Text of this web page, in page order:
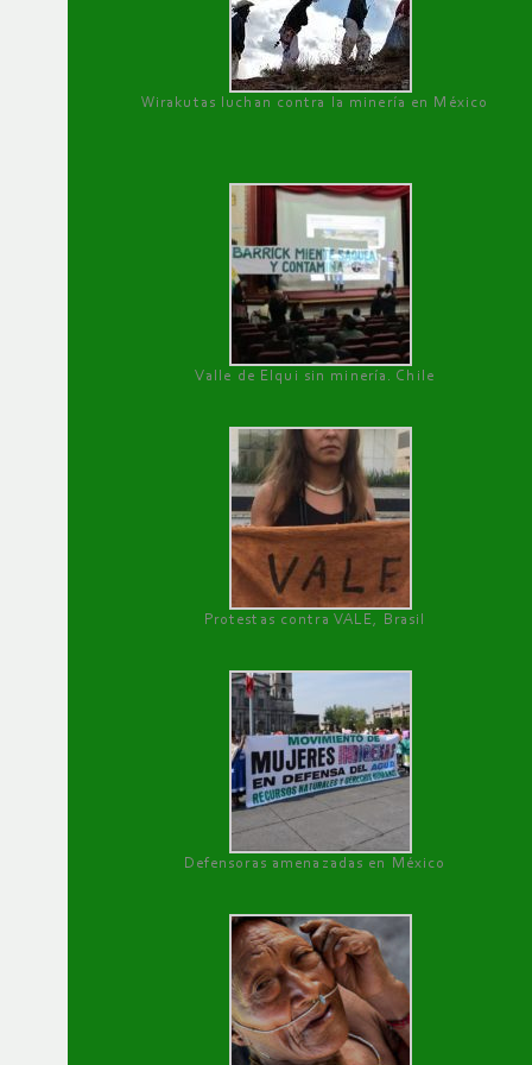
Wirakutas luchan contra la minería en México
Valle de Elqui sin minería. Chile
Protestas contra VALE, Brasil
Defensoras amenazadas en México